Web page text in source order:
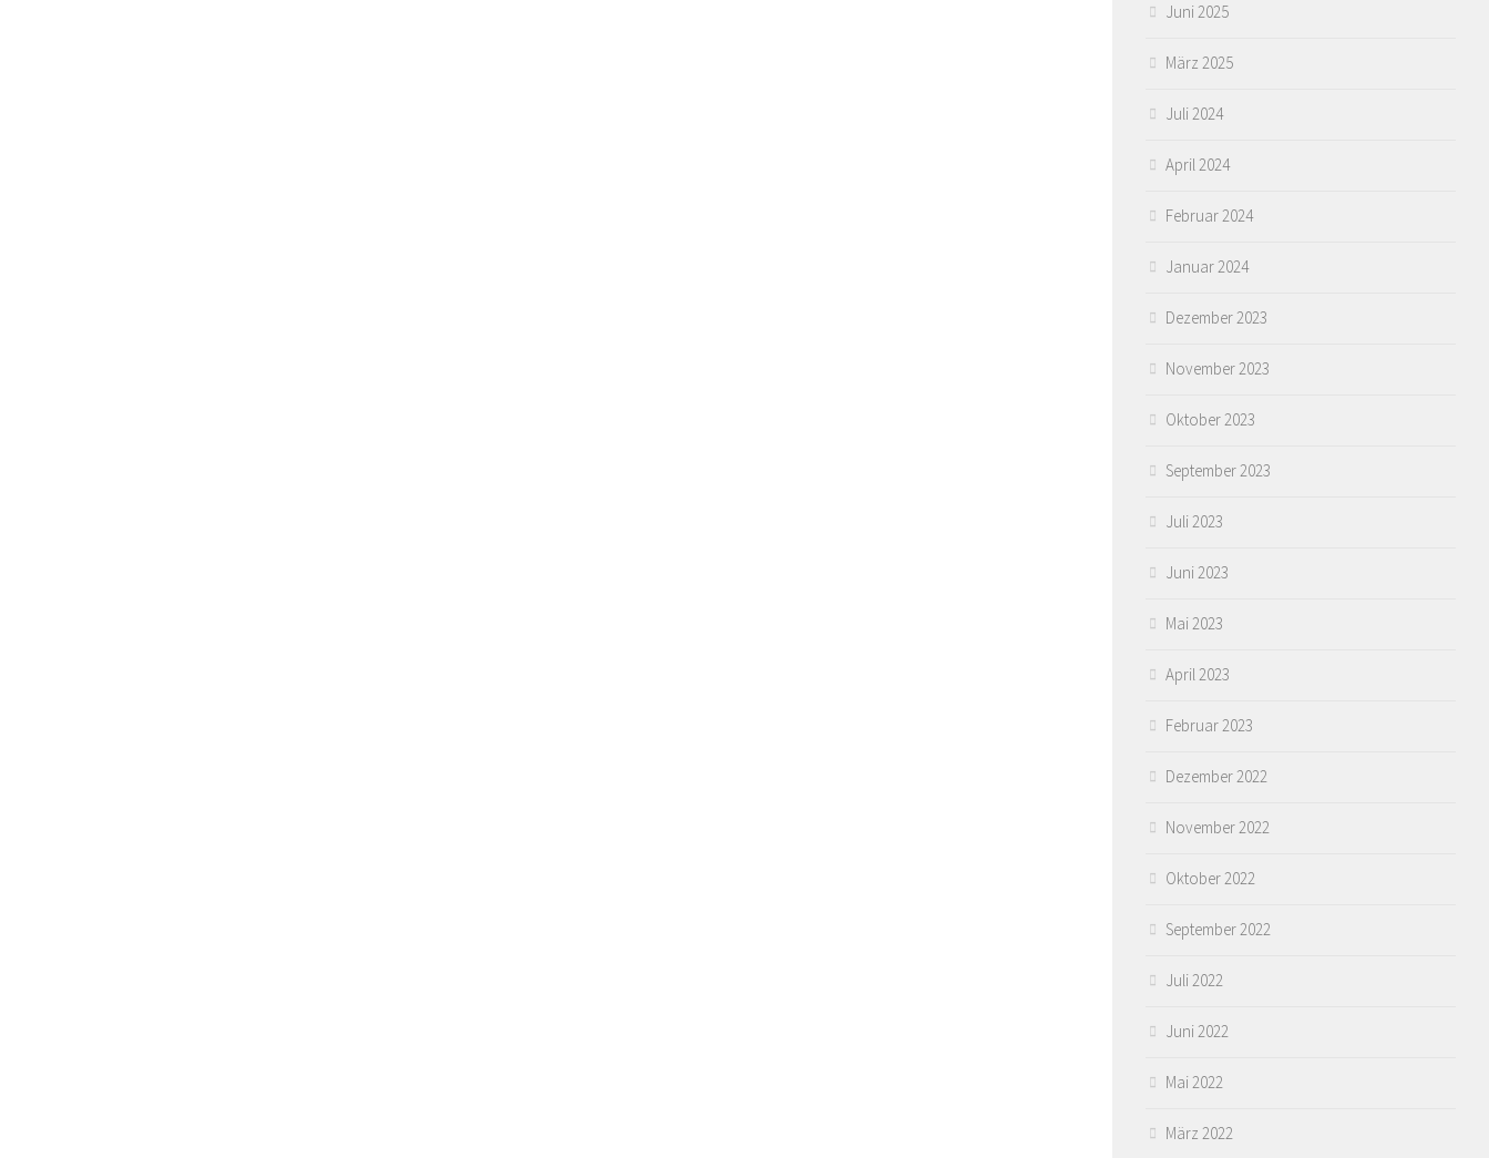
Juni 2025
März 2025
Juli 2024
April 2024
Februar 2024
Januar 2024
Dezember 2023
November 2023
Oktober 2023
September 2023
Juli 2023
Juni 2023
Mai 2023
April 2023
Februar 2023
Dezember 2022
November 2022
Oktober 2022
September 2022
Juli 2022
Juni 2022
Mai 2022
März 2022